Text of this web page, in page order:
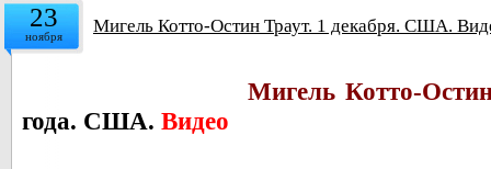
23
ноября Мигель Котто-Остин Траут. 1 декабря. США.
Мигель Котто-
года. США. Видео